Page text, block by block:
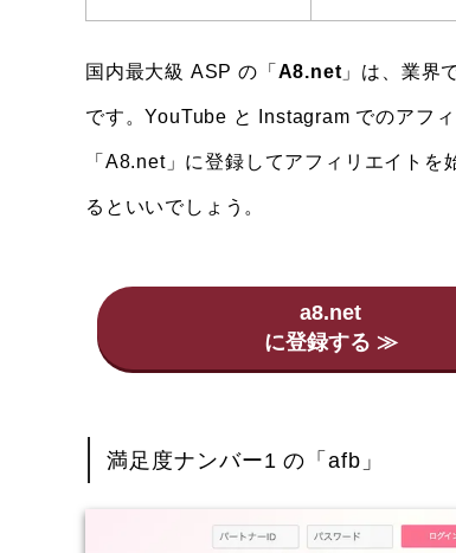
国内最大級 ASP の「 A8.net 」は、業界
です。YouTube と Instagram でのアフ
「A8.net」に登録してアフィリエイト
るといいでしょう。
a8.net
満足度ナンバー1 の「afb」